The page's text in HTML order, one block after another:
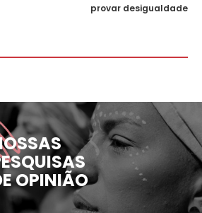
provar desigualdade
OPINIÃO